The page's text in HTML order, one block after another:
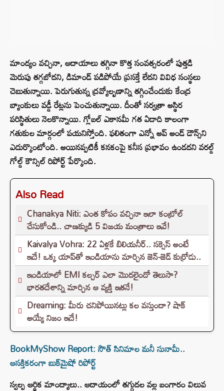
మాంద్యం వచ్చినా, ఆదాయాలు తగ్గినా కొత్త సంవత్సరంలో పుత్తడి
మెరుపు తగ్గబోదని, డిమాండ్‌ పడిపోయే ప్రసక్తే లేదని వివిధ సంస్థలు
చెబుతున్నాయి. పెరుగుతున్న ద్రవ్యోల్బణాన్ని తగ్గించేందుకు కేంద్ర
బ్యాంకులు వడ్డీ రేట్లను పెంచుతున్నాయి. దీంతో సర్వత్రా అస్థిర
పరిస్థితులు నెలకొన్నాయి. గ్లోబల్‌ ఎకానమీ గత ఏడాది కాలంగా
గతుకుల మార్గంలో పయనిస్తోంది. ఫలితంగా ఎన్నో అప్‌ అండ్‌ డౌన్స్‌ని
ఎదుర్కొంటోంది. అయినప్పటికీ కనకంపై కనీస ప్రభావం ఉండదని వరల్డ్‌
గోల్డ్‌ కౌన్సిల్‌ రిపోర్ట్‌ పేర్కొంది.
Also Read
Chanakya Niti: ఎంత కోపం వచ్చినా ఇలా కంట్రోల్
చేసుకోండి.. చాణక్యుడి 5 విజయ మంత్రాలు ఇవే!
Kaivalya Vohra: 22 ఏళ్లకే బిలియనీర్.. సక్సెస్ అంటే
ఇదే! ఒక్క యాప్‌తో ఇండియాను మార్చిన జెన్-జెడ్ కుర్రోడు..
ఇండియాలో EMI కల్చర్ ఎలా మొదలైందో తెలుసా?
భారతదేశాన్ని మార్చిన ఆ వ్యక్తి ఇతనే!
Dreaming: మీరు చనిపోయినట్లు కల వస్తుందా? షాక్
అయ్యే నిజం ఇదే!
BookMyShow Report: సౌత్ సినిమాల మనీ సునామీ..
ఆసక్తికరంగా బుక్‌మైషో రిపోర్ట్‌
స్వల్ప ఆర్థిక మాంద్యాలు.. ఆదాయంలో తగ్గుదల వల్ల బంగారం విలువ